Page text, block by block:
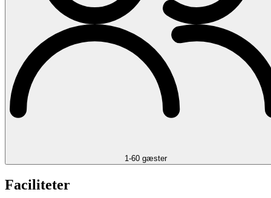
1-60 gæster
Faciliteter